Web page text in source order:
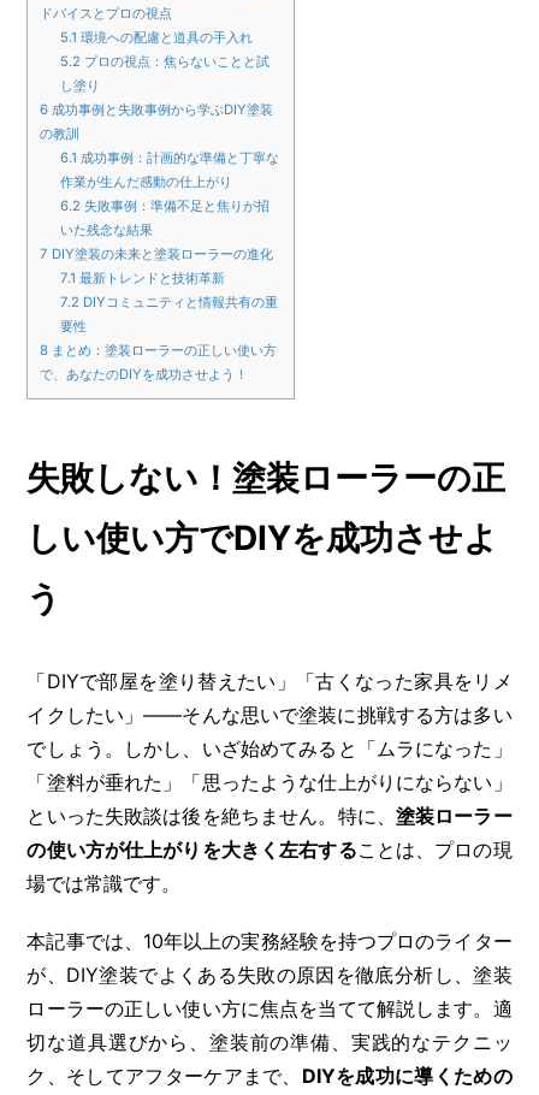
ドバイスとプロの視点
5.1 環境への配慮と道具の手入れ
5.2 プロの視点：焦らないことと試
し塗り
6 成功事例と失敗事例から学ぶDIY塗装
の教訓
6.1 成功事例：計画的な準備と丁寧な
作業が生んだ感動の仕上がり
6.2 失敗事例：準備不足と焦りが招
いた残念な結果
7 DIY塗装の未来と塗装ローラーの進化
7.1 最新トレンドと技術革新
7.2 DIYコミュニティと情報共有の重
要性
8 まとめ：塗装ローラーの正しい使い方
で、あなたのDIYを成功させよう！
失敗しない！塗装ローラーの正
しい使い方でDIYを成功させよ
う
「DIYで部屋を塗り替えたい」「古くなった家具をリメ
イクしたい」――そんな思いで塗装に挑戦する方は多い
でしょう。しかし、いざ始めてみると「ムラになった」
「塗料が垂れた」「思ったような仕上がりにならない」
といった失敗談は後を絶ちません。特に、 塗装ローラー
の使い方が仕上がりを大きく左右することは、プロの現
場では常識です。
本記事では、10年以上の実務経験を持つプロのライター
が、DIY塗装でよくある失敗の原因を徹底分析し、塗装
ローラーの正しい使い方に焦点を当てて解説します。適
切な道具選びから、塗装前の準備、実践的なテクニッ
ク、そしてアフターケアまで、 DIYを成功に導くための